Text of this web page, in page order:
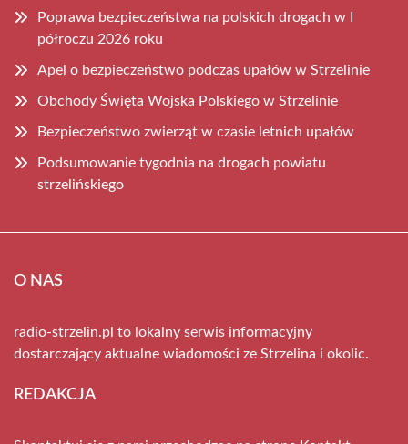
Poprawa bezpieczeństwa na polskich drogach w I
półroczu 2026 roku
Apel o bezpieczeństwo podczas upałów w Strzelinie
Obchody Święta Wojska Polskiego w Strzelinie
Bezpieczeństwo zwierząt w czasie letnich upałów
Podsumowanie tygodnia na drogach powiatu
strzelińskiego
O NAS
radio-strzelin.pl to lokalny serwis informacyjny
dostarczający aktualne wiadomości ze Strzelina i okolic.
REDAKCJA